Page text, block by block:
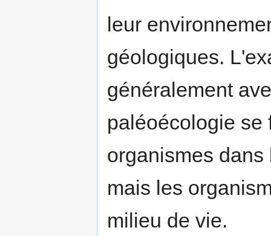
leur
géologiques.
généralement
paléoécologie se
organismes
mais les
milieu de vie.